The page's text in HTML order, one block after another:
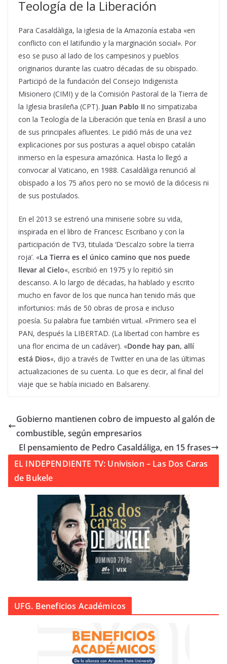
Teología de la Liberación
Para Casaldàliga, la iglesia de la Amazonía estaba «en
conflicto con el latifundio y la marginación social». Por
eso se puso al lado de los campesinos y pueblos
originarios durante las cuatro décadas de su obispado.
Participó de la fundación del Consejo Indigenista
Misionero (CIMI) y de la Comisión Pastoral de la Tierra de
la Iglesia brasileña (CPT). Juan Pablo II no simpatizaba
con la Teología de la Liberación que tenía en Brasil a uno
de sus principales afluentes. Le pidió más de una vez
explicaciones por sus posturas a aquel obispo catalán
inmerso en la espesura amazónica. Hasta lo llegó a
convocar al Vaticano, en 1988. Casaldàliga renunció al
obispado a los 75 años pero no se movió de la diócesis ni
de sus postulados.
En el 2013 se estrenó una miniserie sobre su vida,
inspirada en el libro de Francesc Escribano y con la
participación de TV3, titulada ‘Descalzo sobre la tierra
roja’. «La Tierra es el único camino que nos puede
llevar al Cielo«, escribió en 1975 y lo repitió sin
descanso. A lo largo de décadas, ha hablado y escrito
mucho en favor de los que nunca han tenido más que
infortunios: más de 50 obras de prosa e incluso
poesía. Su palabra fue también virtual. «Primero sea el
PAN, después la LIBERTAD. (La libertad con hambre es
una flor encima de un cadáver). «Donde hay pan, allí
está Dios«, dijo a través de Twitter en una de las últimas
actualizaciones de su cuenta. Lo que es decir, al final del
viaje que se había iniciado en Balsareny.
Gobierno mantienen cobro de impuesto al galón de
combustible, según empresarios
El pensamiento de Pedro Casaldáliga, en 15 frases
EL INDEPENDIENTE TV: Univision – Las Dos Caras
de Bukele
UFG. Beneficios Académicos